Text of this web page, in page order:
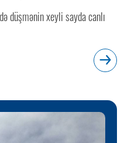
düşmənin xeyli sayda canlı